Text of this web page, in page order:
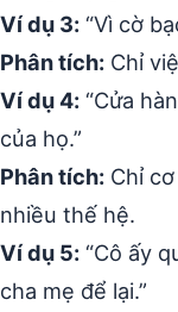
Ví dụ 3: “Vì cờ
Phân tích: Chỉ
Ví dụ 4: “Cửa
của họ.”
Phân tích: Chỉ
nhiều thế hệ.
Ví dụ 5: “Cô ấy
cha mẹ để lại.”